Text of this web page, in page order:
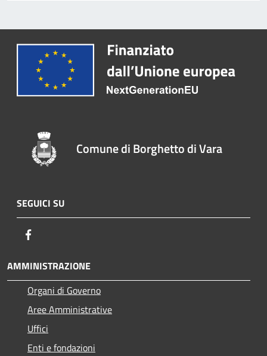
Comune di Borghetto di Vara
SEGUICI SU
AMMINISTRAZIONE
Organi di Governo
Aree Amministrative
Uffici
Enti e fondazioni